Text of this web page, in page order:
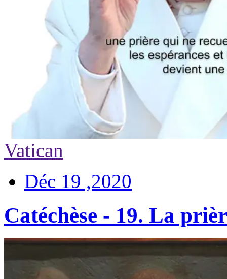
Vatican
Déc 19 ,2020
Catéchèse - 19. La